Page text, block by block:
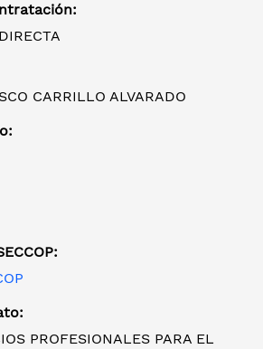
CARRILLO ALVARADO
PROFESIONALES PARA EL